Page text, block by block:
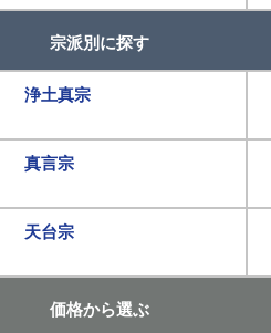
宗派別に探す
浄土真宗
真言宗
天台宗
価格から選ぶ